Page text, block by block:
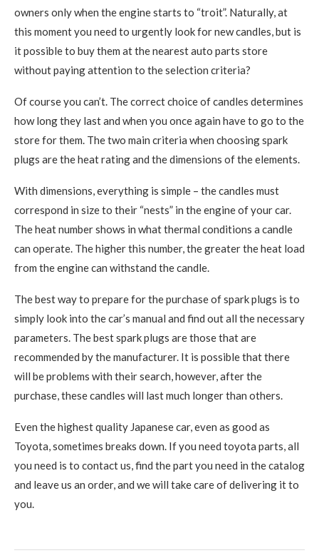
owners only when the engine starts to “troit”. Naturally, at
this moment you need to urgently look for new candles, but is
it possible to buy them at the nearest auto parts store
without paying attention to the selection criteria?
Of course you can’t. The correct choice of candles determines
how long they last and when you once again have to go to the
store for them. The two main criteria when choosing spark
plugs are the heat rating and the dimensions of the elements.
With dimensions, everything is simple – the candles must
correspond in size to their “nests” in the engine of your car.
The heat number shows in what thermal conditions a candle
can operate. The higher this number, the greater the heat load
from the engine can withstand the candle.
The best way to prepare for the purchase of spark plugs is to
simply look into the car’s manual and find out all the necessary
parameters. The best spark plugs are those that are
recommended by the manufacturer. It is possible that there
will be problems with their search, however, after the
purchase, these candles will last much longer than others.
Even the highest quality Japanese car, even as good as
Toyota, sometimes breaks down. If you need toyota parts, all
you need is to contact us, find the part you need in the catalog
and leave us an order, and we will take care of delivering it to
you.